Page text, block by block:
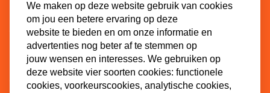
Doneren
Sponsoren
Contact
We maken op deze website gebruik van cookies
om jou een betere ervaring op deze
website te bieden en om onze informatie en
advertenties nog beter af te stemmen op
jouw wensen en interesses. We gebruiken op
deze website vier soorten cookies: functionele
cookies, voorkeurscookies, analytische cookies,